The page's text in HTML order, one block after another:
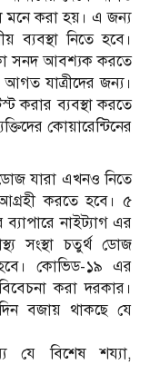
মনে করা হয়। এ জন্য
ব্যবস্থা নিতে হবে।
সনদ আবশ্যক করতে
যাত্রীদের জন্য।
করার ব্যবস্থা করতে
কোয়ারেন্টিনের
যারা এখনও নিতে
আগ্রহী করতে হবে। ৫
নাইট্যাগ এর
সংস্থা চতুর্থ ডোজ
কোভিড-১৯ এর
করা দরকার।
বজায় থাকছে যে
যে বিশেষ শয্যা,